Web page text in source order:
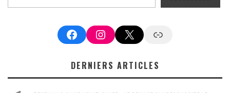
FacebookInstagram
X Google News
DERNIERS ARTICLES